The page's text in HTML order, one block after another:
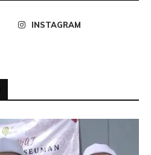
INSTAGRAM